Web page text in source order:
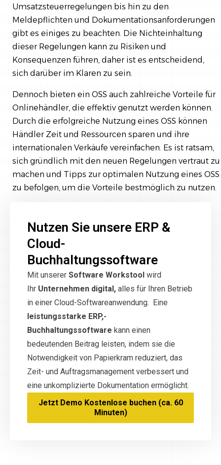
Umsatzsteuerregelungen bis hin zu den
Meldepflichten und Dokumentationsanforderungen
gibt es einiges zu beachten. Die Nichteinhaltung
dieser Regelungen kann zu Risiken und
Konsequenzen führen, daher ist es entscheidend,
sich darüber im Klaren zu sein.
Dennoch bieten ein OSS auch zahlreiche Vorteile für
Onlinehändler, die effektiv genutzt werden können.
Durch die erfolgreiche Nutzung eines OSS können
Händler Zeit und Ressourcen sparen und ihre
internationalen Verkäufe vereinfachen. Es ist ratsam,
sich gründlich mit den neuen Regelungen vertraut zu
machen und Tipps zur optimalen Nutzung eines OSS
zu befolgen, um die Vorteile bestmöglich zu nutzen.
Nutzen Sie unsere ERP &
Cloud-
Buchhaltungssoftware
Mit unserer Software Workstool wird
Ihr Unternehmen digital, alles für Ihren Betrieb
in einer Cloud-Softwareanwendung. Eine
leistungsstarke ERP,-
Buchhaltungssoftware kann einen
bedeutenden Beitrag leisten, indem sie die
Notwendigkeit von Papierkram reduziert, das
Zeit- und Auftragsmanagement verbessert und
eine unkomplizierte Dokumentation ermöglicht.
Jetzt Demo Kostenlose buchen (ca. 60
Minuten)